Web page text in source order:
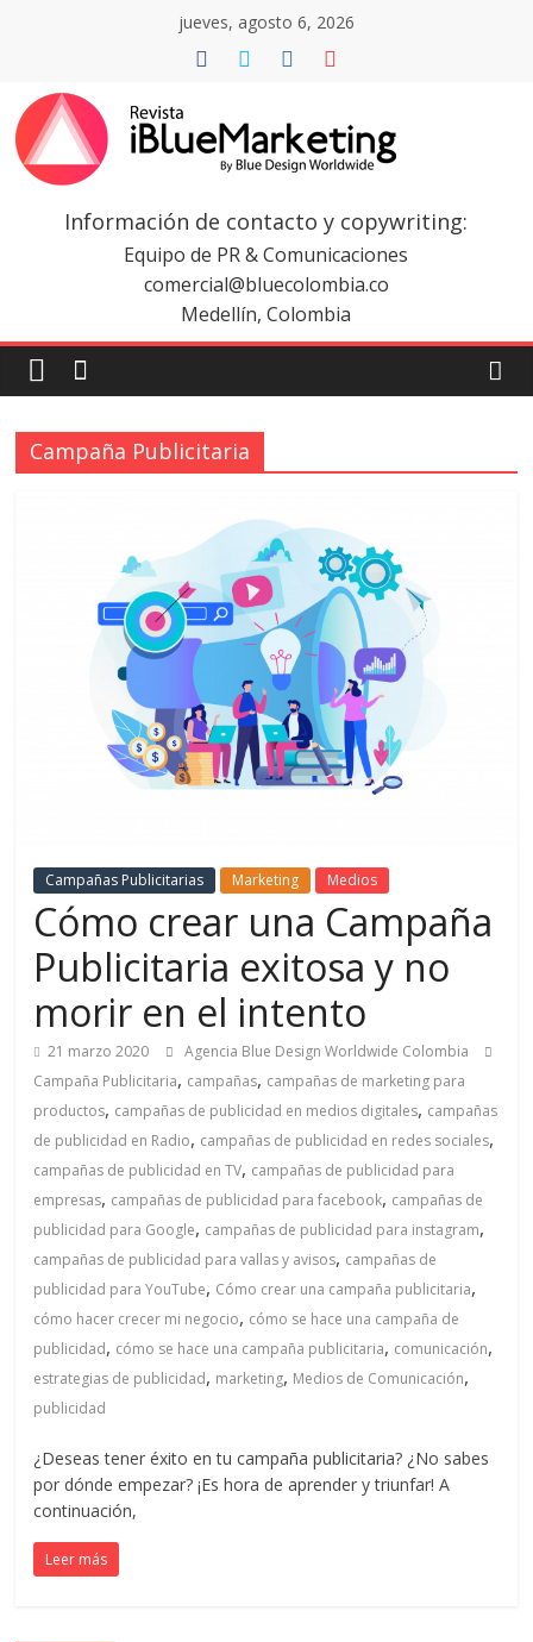
jueves, agosto 6, 2026
Revista
iBlue
Marketing
Colombia
|
Marketing
Colombia
Revistas
de
Publicidad
en
Colombia
|
Magazine
de
Publicidad
y
Marketing
Información de contacto y copywriting:
Equipo de PR & Comunicaciones
comercial@bluecolombia.co
Medellín, Colombia
Campaña Publicitaria
Campañas Publicitarias Marketing Medios
Cómo crear una Campaña
Publicitaria exitosa y no
morir en el intento
21 marzo 2020
Agencia Blue Design Worldwide Colombia
Campaña Publicitaria, campañas, campañas de marketing para
productos, campañas de publicidad en medios digitales, campañas
de publicidad en Radio, campañas de publicidad en redes sociales,
campañas de publicidad en TV, campañas de publicidad para
empresas, campañas de publicidad para facebook, campañas de
publicidad para Google, campañas de publicidad para instagram,
campañas de publicidad para vallas y avisos, campañas de
publicidad para YouTube, Cómo crear una campaña publicitaria,
cómo hacer crecer mi negocio, cómo se hace una campaña de
publicidad, cómo se hace una campaña publicitaria, comunicación,
estrategias de publicidad, marketing, Medios de Comunicación,
publicidad
¿Deseas tener éxito en tu campaña publicitaria? ¿No sabes
por dónde empezar? ¡Es hora de aprender y triunfar! A
continuación,
Leer más